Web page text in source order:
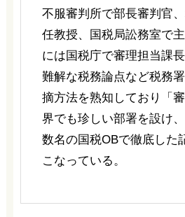
不服審判所で部長審判官
任教授、国税局訟務室で
には国税庁で審理担当課長
難解な税務論点など税務
摘方法を熟知しており「
界でも珍しい部署を設け
数名の国税OBで徹底した
こなっている。